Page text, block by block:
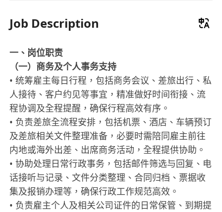
Job Description
一、岗位职责
（一）商务及个人事务支持
• 统筹雇主每日行程，包括商务会议、差旅出行、私
人接待、客户约见等事宜，精准做好时间衔接、流
程协调及全程提醒，确保行程高效有序。
• 负责差旅全流程安排，包括机票、酒店、车辆预订
及差旅相关文件整理准备，必要时需陪同雇主前往
内地或海外出差、出席商务活动，全程提供协助。
• 协助处理日常行政事务，包括邮件筛选与回复、电
话接听与记录、文件分类整理、合同归档、票据收
集及报销办理等，确保行政工作规范高效。
• 负责雇主个人及相关公司证件的日常保管、到期提